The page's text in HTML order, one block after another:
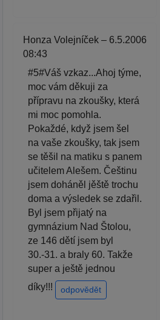
Honza Volejníček – 6.5.2006
08:43
#5#Váš vzkaz...Ahoj týme,
moc vám děkuji za
přípravu na zkoušky, která
mi moc pomohla.
Pokaždé, když jsem šel
na vaše zkoušky, tak jsem
se těšil na matiku s panem
učitelem Alešem. Češtinu
jsem doháněl jěště trochu
doma a výsledek se zdařil.
Byl jsem přijatý na
gymnázium Nad Štolou,
ze 146 dětí jsem byl
30.-31. a braly 60. Takže
super a ještě jednou
díky!!!
odpovědět